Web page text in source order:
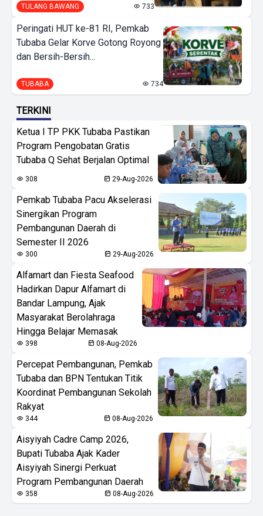
TULANG BAWANG 733
Peringati HUT ke-81 RI, Pemkab
Tubaba Gelar Korve Gotong Royong
dan Bersih-Bersih...
TUBABA 734
TERKINI
Ketua I TP PKK Tubaba Pastikan
Program Pengobatan Gratis
Tubaba Q Sehat Berjalan Optimal
308 29-Aug-2026
Pemkab Tubaba Pacu Akselerasi
Sinergikan Program
Pembangunan Daerah di
Semester II 2026
300 29-Aug-2026
Alfamart dan Fiesta Seafood
Hadirkan Dapur Alfamart di
Bandar Lampung, Ajak
Masyarakat Berolahraga
Hingga Belajar Memasak
398 08-Aug-2026
Percepat Pembangunan, Pemkab
Tubaba dan BPN Tentukan Titik
Koordinat Pembangunan Sekolah
Rakyat
344 08-Aug-2026
Aisyiyah Cadre Camp 2026,
Bupati Tubaba Ajak Kader
Aisyiyah Sinergi Perkuat
Program Pembangunan Daerah
358 08-Aug-2026